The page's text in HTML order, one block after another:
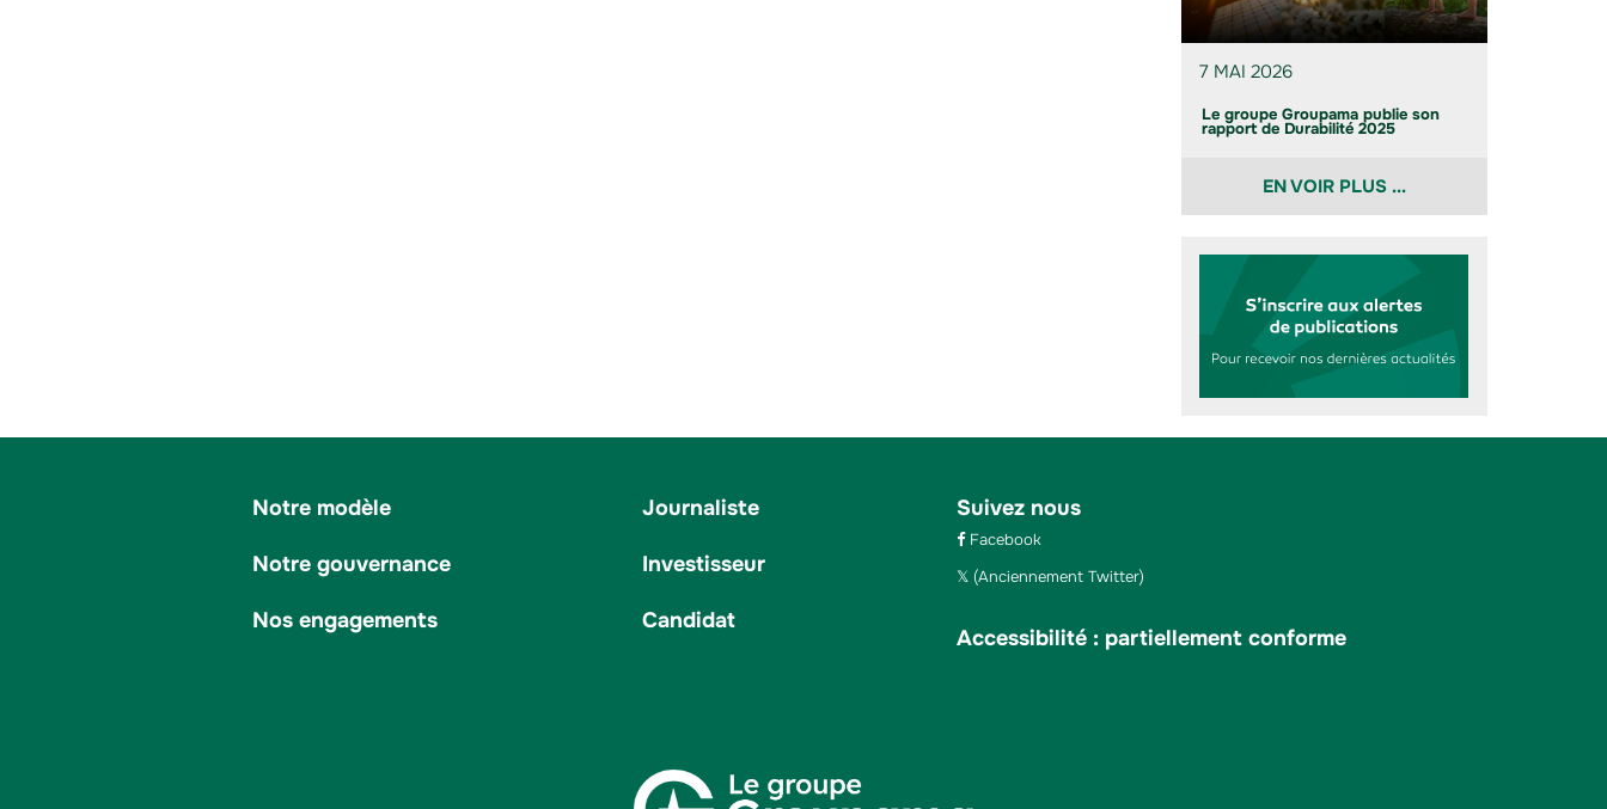
7 MAI 2026
Le groupe Groupama publie son
rapport de Durabilité 2025
EN VOIR PLUS ...
Notre modèle
Notre gouvernance
Nos engagements
Journaliste
Investisseur
Candidat
Suivez nous
Facebook
(Anciennement Twitter)
Accessibilité : partiellement conforme